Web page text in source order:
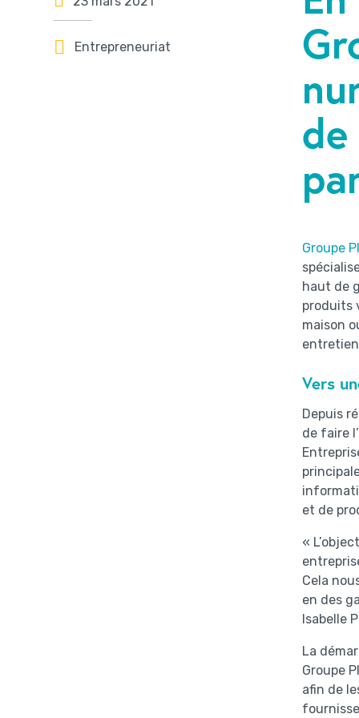
Entrepreneuriat
Groupe
haut de
produits
maison
Vers
Depuis
de faire
et de
«
Cela
en des
Isabelle
La
Groupe
afin de